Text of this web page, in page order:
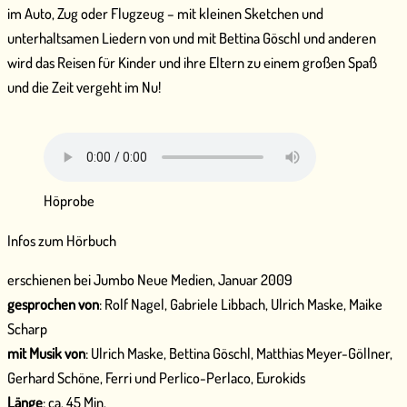
im Auto, Zug oder Flugzeug – mit kleinen Sketchen und
unterhaltsamen Liedern von und mit Bettina Göschl und anderen
wird das Reisen für Kinder und ihre Eltern zu einem großen Spaß
und die Zeit vergeht im Nu!
Höprobe
Infos zum Hörbuch
erschienen bei Jumbo Neue Medien, Januar 2009
gesprochen von: Rolf Nagel, Gabriele Libbach, Ulrich Maske, Maike
Scharp
mit Musik von: Ulrich Maske, Bettina Göschl, Matthias Meyer-Göllner,
Gerhard Schöne, Ferri und Perlico-Perlaco, Eurokids
Länge: ca. 45 Min.